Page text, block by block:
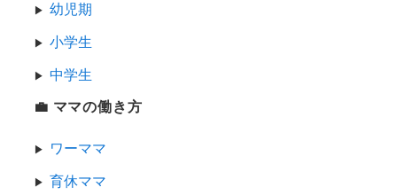
幼児期
小学生
中学生
💼 ママの働き方
ワーママ
育休ママ